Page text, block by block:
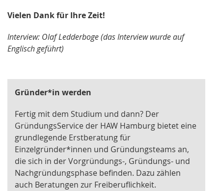
Vielen Dank für Ihre Zeit!
Interview: Olaf Ledderboge (das Interview wurde auf
Englisch geführt)
Gründer*in werden
Fertig mit dem Studium und dann? Der
GründungsService der HAW Hamburg bietet eine
grundlegende Erstberatung für
Einzelgründer*innen und Gründungsteams an,
die sich in der Vorgründungs-, Gründungs- und
Nachgründungsphase befinden. Dazu zählen
auch Beratungen zur Freiberuflichkeit.